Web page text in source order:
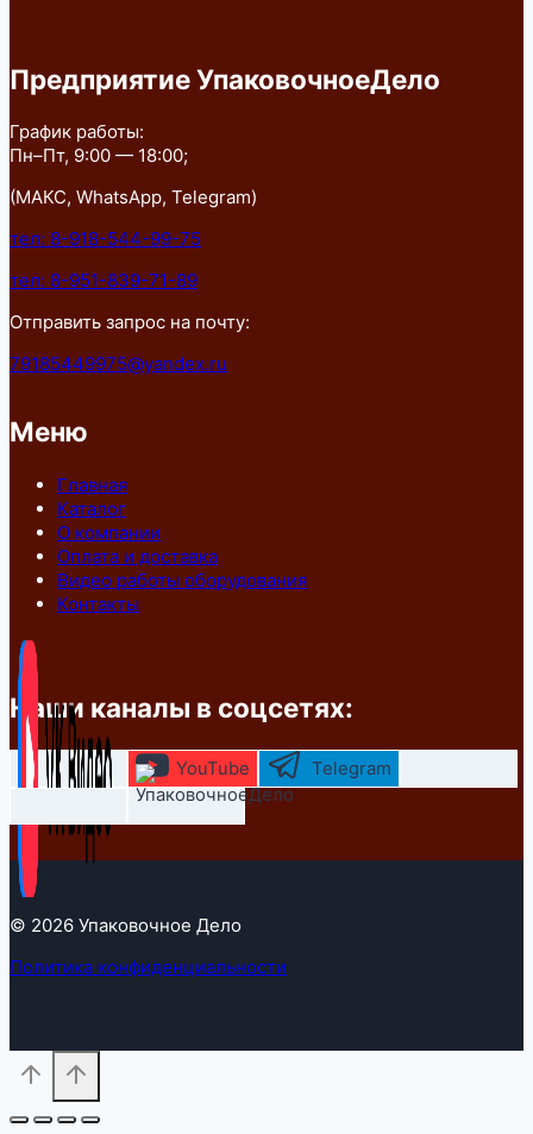
Предприятие УпаковочноеДело
График работы:
Пн–Пт, 9:00 — 18:00;
(МАКС, WhatsApp, Telegram)
тел: 8-918-544-99-75
тел: 8-951-839-71-89
Отправить запрос на почту:
79185449975@yandex.ru
Меню
Главная
Каталог
О компании
Оплата и доставка
Видео работы оборудования
Контакты
Наши каналы в соцсетях:
YouTube Telegram
© 2026 Упаковочное Дело
Политика конфиденциальности